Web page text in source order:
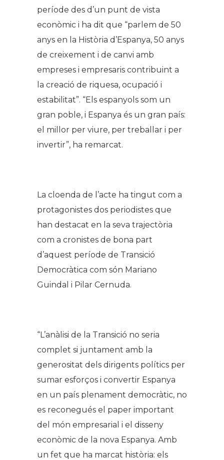
període des d’un punt de vista
econòmic i ha dit que “parlem de 50
anys en la Història d’Espanya, 50 anys
de creixement i de canvi amb
empreses i empresaris contribuint a
la creació de riquesa, ocupació i
estabilitat”. “Els espanyols som un
gran poble, i Espanya és un gran país:
el millor per viure, per treballar i per
invertir”, ha remarcat.
La cloenda de l’acte ha tingut com a
protagonistes dos periodistes que
han destacat en la seva trajectòria
com a cronistes de bona part
d’aquest període de Transició
Democràtica com són Mariano
Guindal i Pilar Cernuda.
“L’anàlisi de la Transició no seria
complet si juntament amb la
generositat dels dirigents polítics per
sumar esforços i convertir Espanya
en un país plenament democràtic, no
es reconegués el paper important
del món empresarial i el disseny
econòmic de la nova Espanya. Amb
un fet que ha marcat història: els